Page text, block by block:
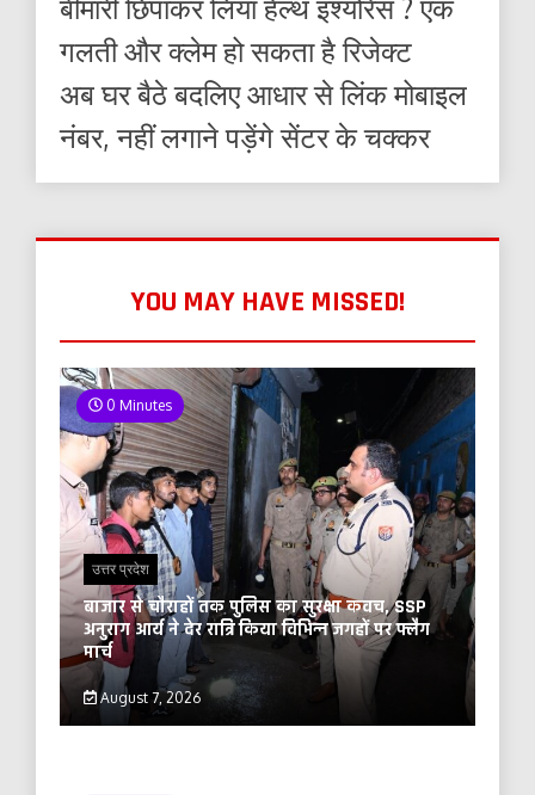
बीमारी छिपाकर लिया हेल्थ इंश्योरेंस ? एक
गलती और क्लेम हो सकता है रिजेक्ट
अब घर बैठे बदलिए आधार से लिंक मोबाइल
नंबर, नहीं लगाने पड़ेंगे सेंटर के चक्कर
YOU MAY HAVE MISSED!
0 Minutes
उत्तर प्रदेश
बाजार से चौराहों तक पुलिस का सुरक्षा कवच, SSP
अनुराग आर्य ने देर रात्रि किया विभिन्न जगहों पर फ्लैग
मार्च
August 7, 2026